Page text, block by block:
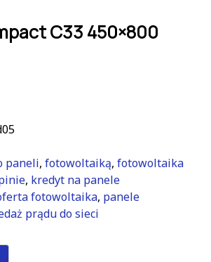
C33 450×800
paneli, fotowoltaiką, fotowoltaika
, kredyt na panele
fotowoltaika, panele
prądu do sieci